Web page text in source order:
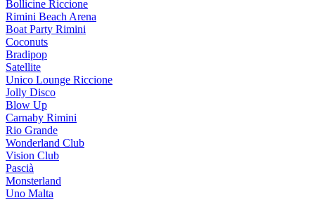
Bollicine Riccione
Rimini Beach Arena
Boat Party Rimini
Coconuts
Bradipop
Satellite
Unico Lounge Riccione
Jolly Disco
Blow Up
Carnaby Rimini
Rio Grande
Wonderland Club
Vision Club
Pascià
Monsterland
Uno Malta